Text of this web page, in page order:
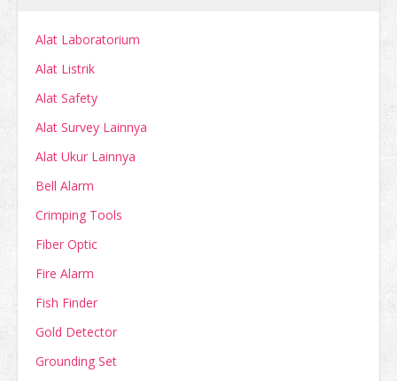
Alat Laboratorium
Alat Listrik
Alat Safety
Alat Survey Lainnya
Alat Ukur Lainnya
Bell Alarm
Crimping Tools
Fiber Optic
Fire Alarm
Fish Finder
Gold Detector
Grounding Set